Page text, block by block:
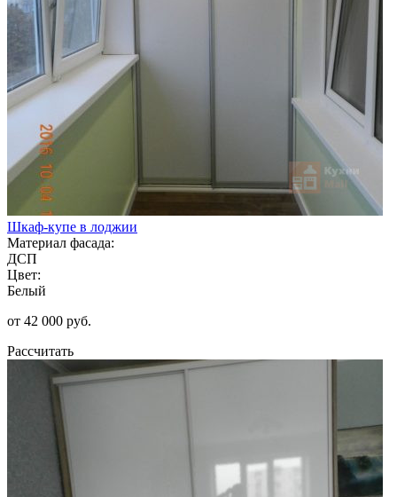
Шкаф-купе в лоджии
Материал фасада:
ДСП
Цвет:
Белый
от 42 000 руб.
Рассчитать